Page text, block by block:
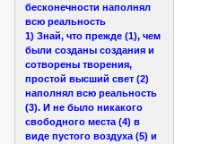
бесконечности наполнял
всю реальность
1) Знай, что прежде (1), чем
были созданы создания и
сотворены творения,
простой высший свет (2)
наполнял всю реальность
(3). И не было никакого
свободного места (4) в
виде пустого воздуха (5) и